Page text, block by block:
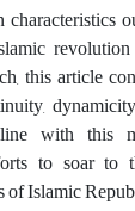
this article
with this
to soar to
of Islamic